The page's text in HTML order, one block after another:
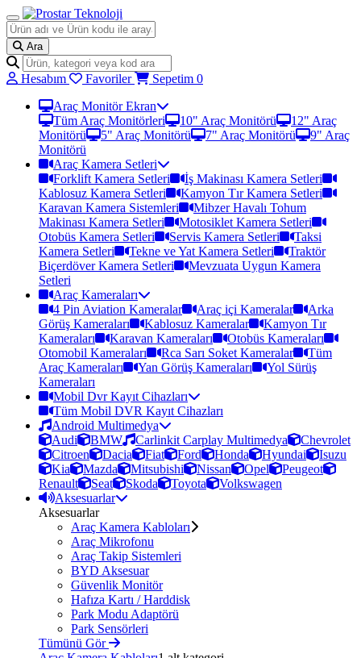
Ara
Hesabım Favoriler Sepetim 0
Araç Monitör Ekran
Tüm Araç Monitörleri
10" Araç Monitörü
12" Araç
Monitörü
5" Araç Monitörü 7" Araç Monitörü
9" Araç
Monitörü
Araç Kamera Setleri
Forklift Kamera Setleri
İş Makinası Kamera Setleri
Kablosuz Kamera Setleri
Kamyon Tır Kamera Setleri
Karavan Kamera Sistemleri
Mibzer Havalı Tohum
Makinası Kamera Setleri
Motosiklet Kamera Setleri
Otobüs Kamera Setleri
Servis Kamera Setleri
Taksi
Kamera Setleri
Tekne ve Yat Kamera Setleri
Traktör
Biçerdöver Kamera Setleri
Mevzuata Uygun Kamera
Setleri
Araç Kameraları
4 Pin Aviation Kameralar
Araç içi Kameralar
Arka
Görüş Kameraları
Kablosuz Kameralar
Kamyon Tır
Kameraları
Karavan Kameraları
Otobüs Kameraları
Otomobil Kameraları
Rca Sarı Soket Kameralar
Tüm
Araç Kameraları
Yan Görüş Kameraları
Yol Sürüş
Kameraları
Mobil Dvr Kayıt Cihazları
Tüm Mobil DVR Kayıt Cihazları
Android Multimedya
Audi
BMW Carlinkit Carplay Multimedya
Chevrolet
Citroen
Dacia Fiat Ford Honda Hyundai
Isuzu
Kia
Mazda Mitsubishi Nissan Opel
Peugeot
Renault
Seat Skoda Toyota
Volkswagen
Aksesuarlar
Aksesuarlar
Araç Kamera Kabloları
Araç Mikrofonu
Araç Takip Sistemleri
BYD Aksesuar
Güvenlik Monitör
Hafıza Kartı / Harddisk
Park Modu Adaptörü
Park Sensörleri
Tümünü Gör